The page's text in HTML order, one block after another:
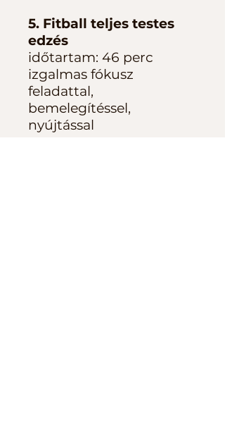
5. Fitball teljes testes
edzés
időtartam: 46 perc
izgalmas fókusz
feladattal,
bemelegítéssel,
nyújtással